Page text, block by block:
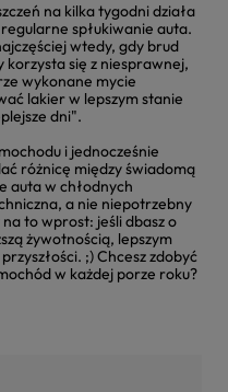
na kilka tygodni działa
spłukiwanie auta.
wtedy, gdy brud
się z niesprawnej,
wykonane mycie
lakier w lepszym stanie
dni".
i jednocześnie
różnicę między świadomą
auta w chłodnych
a nie niepotrzebny
to wprost: jeśli dbasz o
żywotnością, lepszym
;) Chcesz zdobyć
w każdej porze roku?